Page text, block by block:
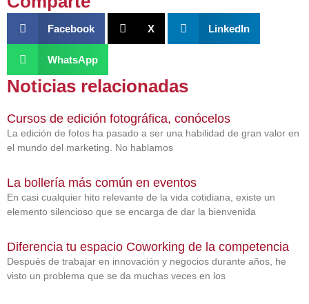
Facebook X LinkedIn
WhatsApp
Noticias relacionadas
Cursos de edición fotográfica, conócelos
La edición de fotos ha pasado a ser una habilidad de gran valor en
el mundo del marketing. No hablamos
La bollería más común en eventos
En casi cualquier hito relevante de la vida cotidiana, existe un
elemento silencioso que se encarga de dar la bienvenida
Diferencia tu espacio Coworking de la competencia
Después de trabajar en innovación y negocios durante años, he
visto un problema que se da muchas veces en los